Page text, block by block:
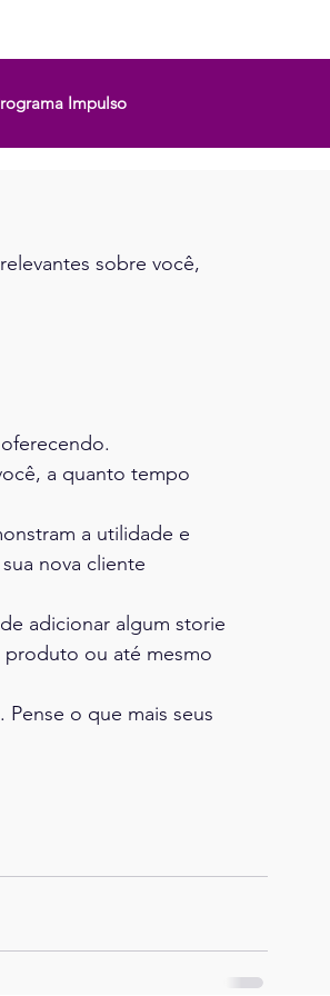
Impulso
sobre você,
a quanto tempo
a utilidade e
nova cliente
adicionar algum storie
produto ou até mesmo
o que mais seus